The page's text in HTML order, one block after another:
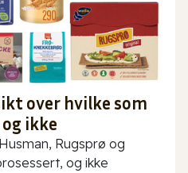
over hvilke som
ikke
Rugsprø og
og ikke